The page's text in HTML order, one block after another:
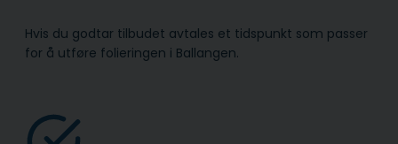
Hvis du godtar tilbudet avtales et tidspunkt som passer
for å utføre folieringen i Ballangen.